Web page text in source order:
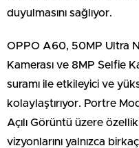
duyulmasını sağlıyor.
OPPO A60, 50MP Ultra
Kamerası ve 8MP Selfie
suramı ile etkileyici ve
kolaylaştırıyor. Portre
Açılı Görüntü üzere
vizyonlarını yalnızca